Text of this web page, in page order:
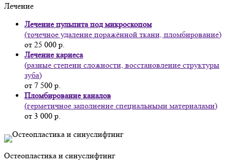
Лечение
Лечение пульпита под микроскопом
(точечное удаление поражённой ткани, пломбирование)
от 25 000 р.
Лечение кариеса
(разные степени сложности, восстановление структуры
зуба)
от 7 500 р.
Пломбирование каналов
(герметичное заполнение специальными материалами)
от 3 000 р.
Остеопластика и синуслифтинг